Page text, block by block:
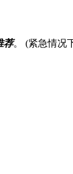
荐。 (紧急情况